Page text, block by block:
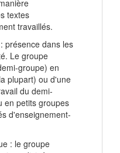
textes
travaillés.
présence dans les
Le groupe
groupe) en
plupart) ou d'une
du demi-
en petits groupes
d'enseignement-
: le groupe